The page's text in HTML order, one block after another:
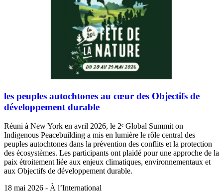
les peuples autochtones au cœur des Objectifs de
développement durable
Réuni à New York en avril 2026, le 2ᵉ Global Summit on
Indigenous Peacebuilding a mis en lumière le rôle central des
peuples autochtones dans la prévention des conflits et la protection
des écosystèmes. Les participants ont plaidé pour une approche de la
paix étroitement liée aux enjeux climatiques, environnementaux et
aux Objectifs de développement durable.
18 mai 2026 - À l’International